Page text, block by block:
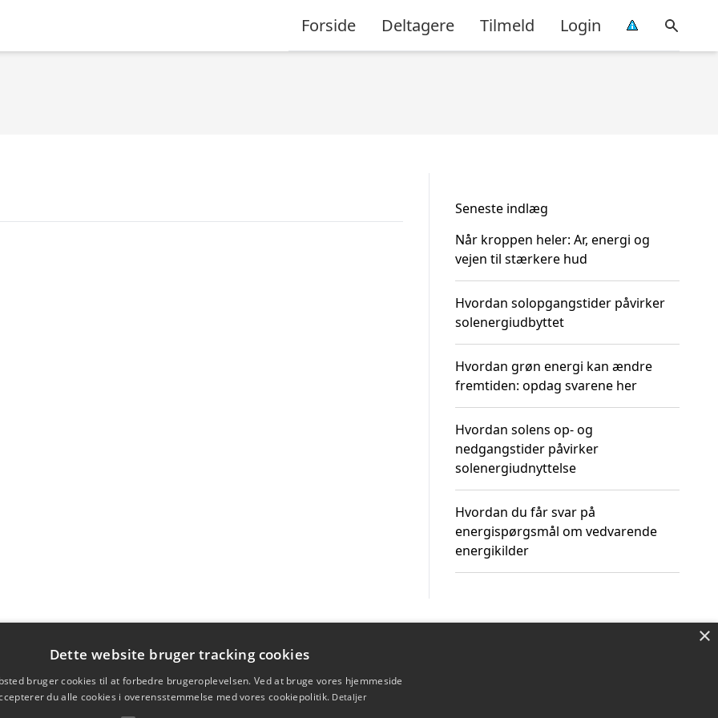
Forside Deltagere Tilmeld Login
Seneste indlæg
Når kroppen heler: Ar, energi og
vejen til stærkere hud
Hvordan solopgangstider påvirker
solenergiudbyttet
Hvordan grøn energi kan ændre
fremtiden: opdag svarene her
Hvordan solens op- og
nedgangstider påvirker
solenergiudnyttelse
Hvordan du får svar på
energispørgsmål om vedvarende
energikilder
×
Dette website bruger tracking cookies
bruger cookies til at forbedre brugeroplevelsen. Ved at bruge vores hjemmeside
du alle cookies i overensstemmelse med vores cookiepolitik. Detaljer